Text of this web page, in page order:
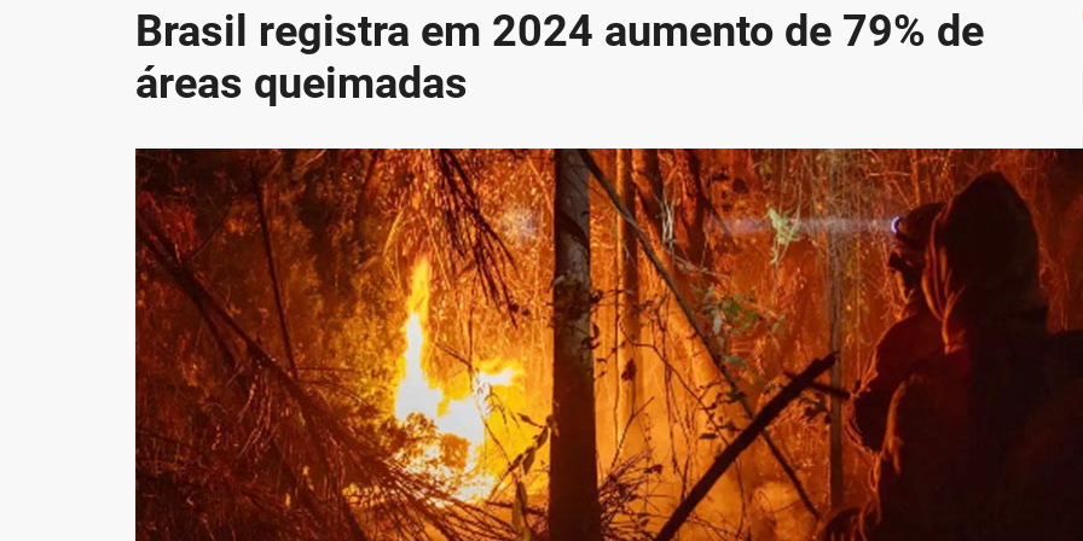
Brasil registra em 2024 aumento de 79% de
áreas queimadas